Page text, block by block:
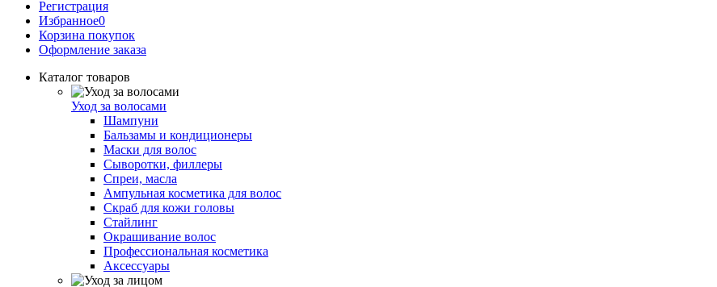
Регистрация
Избранное0
Корзина покупок
Оформление заказа
Каталог товаров
Уход за волосами
Шампуни
Бальзамы и кондиционеры
Маски для волос
Сыворотки, филлеры
Спреи, масла
Ампульная косметика для волос
Скраб для кожи головы
Стайлинг
Окрашивание волос
Профессиональная косметика
Аксессуары